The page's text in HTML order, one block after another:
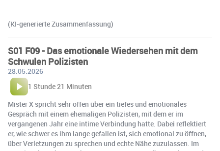
(KI-generierte Zusammenfassung)
S01 F09 - Das emotionale Wiedersehen mit dem
Schwulen Polizisten
28.05.2026
1 Stunde 21 Minuten
Mister X spricht sehr offen über ein tiefes und emotionales
Gespräch mit einem ehemaligen Polizisten, mit dem er im
vergangenen Jahr eine intime Verbindung hatte. Dabei reflektiert
er, wie schwer es ihm lange gefallen ist, sich emotional zu öffnen,
über Verletzungen zu sprechen und echte Nähe zuzulassen. Im